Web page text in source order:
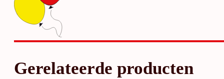
Gerelateerde producten